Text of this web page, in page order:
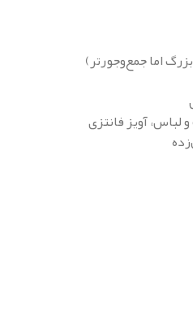
اما جمع‌وجورتر)
آویز فانتزی